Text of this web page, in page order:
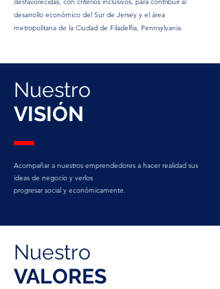
desarrollo económico del Sur de Jersey y el área
metropolitana de la Ciudad de Filadelfia, Pennsylvania.
Nuestro
VISIÓN
Acompañar a nuestros emprendedores a hacer realidad sus
ideas de negocio y verlos
progresar social y económicamente.
Nuestro
VALORES